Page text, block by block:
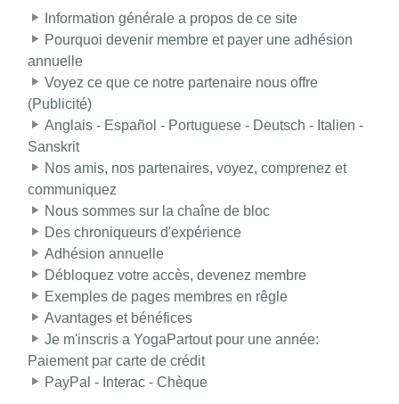
Information générale a propos de ce site
Pourquoi devenir membre et payer une adhésion
annuelle
Voyez ce que ce notre partenaire nous offre
(Publicité)
Anglais - Español - Portuguese - Deutsch - Italien -
Sanskrit
Nos amis, nos partenaires, voyez, comprenez et
communiquez
Nous sommes sur la chaîne de bloc
Des chroniqueurs d'expérience
Adhésion annuelle
Débloquez votre accès, devenez membre
Exemples de pages membres en rêgle
Avantages et bénéfices
Je m'inscris a YogaPartout pour une année:
Paiement par carte de crédit
PayPal - Interac - Chèque